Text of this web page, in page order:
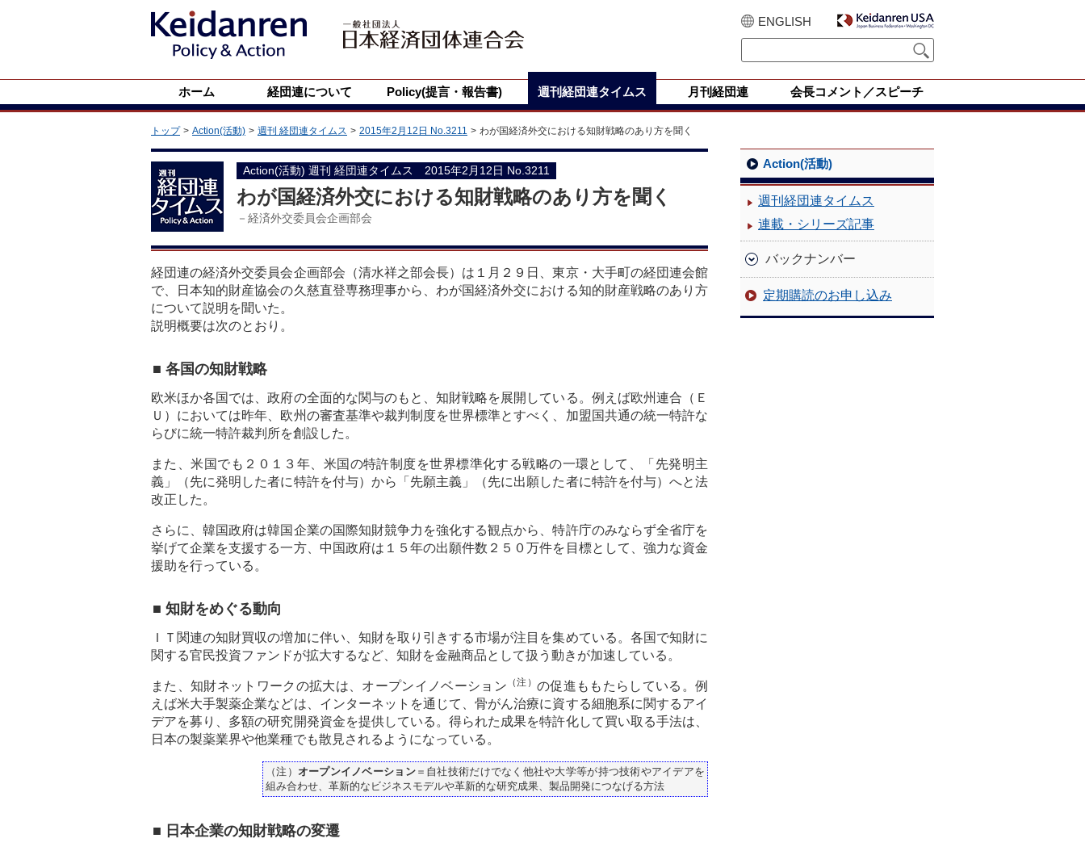
ENGLISH
ホーム 経団連について Policy(提言・報告書) 週刊経団連タイムス 月刊経団連 会長コメント／スピーチ
トップ Action(活動) 週刊 経団連タイムス 2015年2月12日 No.3211 わが国経済外交における知財戦略のあり方を聞く
Action(活動) 週刊 経団連タイムス 2015年2月12日 No.3211
わが国経済外交における知財戦略のあり方を聞く
－経済外交委員会企画部会
経団連の経済外交委員会企画部会（清水祥之部会長）は１月２９日、東京・大手町の経団連会館
で、日本知的財産協会の久慈直登専務理事から、わが国経済外交における知的財産戦略のあり方
について説明を聞いた。
説明概要は次のとおり。
■ 各国の知財戦略
欧米ほか各国では、政府の全面的な関与のもと、知財戦略を展開している。例えば欧州連合（Ｅ
Ｕ）においては昨年、欧州の審査基準や裁判制度を世界標準とすべく、加盟国共通の統一特許な
らびに統一特許裁判所を創設した。
また、米国でも２０１３年、米国の特許制度を世界標準化する戦略の一環として、「先発明主
義」（先に発明した者に特許を付与）から「先願主義」（先に出願した者に特許を付与）へと法
改正した。
さらに、韓国政府は韓国企業の国際知財競争力を強化する観点から、特許庁のみならず全省庁を
挙げて企業を支援する一方、中国政府は１５年の出願件数２５０万件を目標として、強力な資金
援助を行っている。
■ 知財をめぐる動向
ＩＴ関連の知財買収の増加に伴い、知財を取り引きする市場が注目を集めている。各国で知財に
関する官民投資ファンドが拡大するなど、知財を金融商品として扱う動きが加速している。
また、知財ネットワークの拡大は、オープンイノベーション （注） の促進ももたらしている。例
えば米大手製薬企業などは、インターネットを通じて、骨がん治療に資する細胞系に関するアイ
デアを募り、多額の研究開発資金を提供している。得られた成果を特許化して買い取る手法は、
日本の製薬業界や他業種でも散見されるようになっている。
（注） オープンイノベーション＝自社技術だけでなく他社や大学等が持つ技術やアイデアを
組み合わせ、革新的なビジネスモデルや革新的な研究成果、製品開発につなげる方法
■ 日本企業の知財戦略の変遷
Action(活動)
週刊経団連タイムス
連載・シリーズ記事
バックナンバー
定期購読のお申し込み